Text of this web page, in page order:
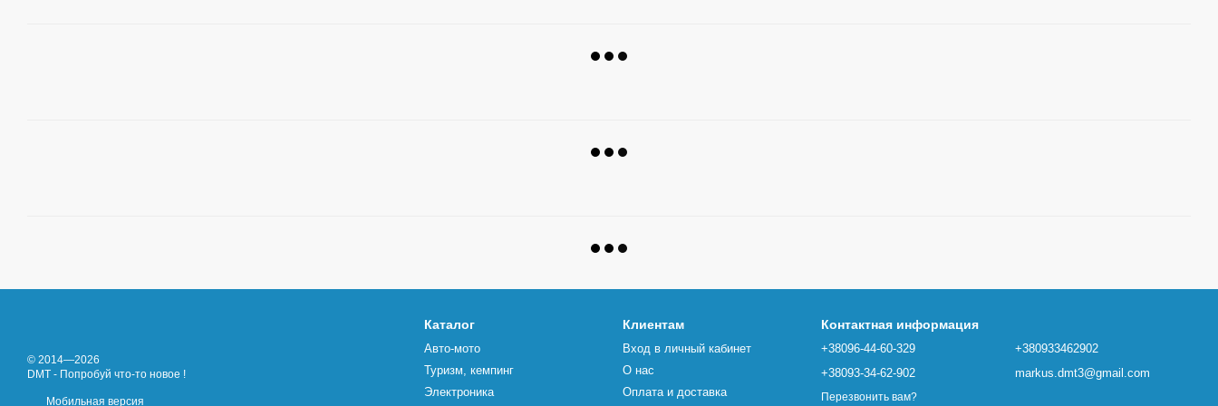
© 2014—2026
DMT - Попробуй что-то новое !
Мобильная версия
Каталог
Авто-мото
Туризм, кемпинг
Электроника
Клиентам
Вход в личный кабинет
О нас
Оплата и доставка
Контактная информация
+38096-44-60-329
+38093-34-62-902
Перезвонить вам?
+380933462902
markus.dmt3@gmail.com